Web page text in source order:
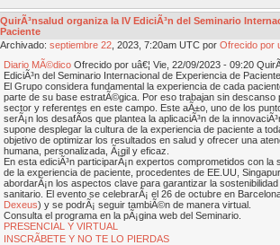
QuirÃ³nsalud organiza la IV EdiciÃ³n del Seminario
Paciente
Archivado: septiembre 22 , 2023, 7:20am UTC por Ofrecido por
Diario MÃ©dico Ofrecido por uâ€¦ Vie, 22/09/2023 - 09:20
EdiciÃ³n del Seminario Internacional de Experiencia de Paciente
El Grupo considera fundamental la experiencia de cada
parte de su base estratÃ©gica. Por eso trabajan sin descanso
sector y referentes en este campo. Este aÃ±o, uno de los
serÃ¡n los desafÃ­os que plantea la aplicaciÃ³n de la
supone desplegar la cultura de la experiencia de paciente a
objetivo de optimizar los resultados en salud y ofrecer una
humana, personalizada, Ã¡gil y eficaz.
En esta ediciÃ³n participarÃ¡n expertos comprometidos con la
de la experiencia de paciente, procedentes de EE.UU,
abordarÃ¡n los aspectos clave para garantizar la
sanitario. El evento se celebrarÃ¡ el 26 de octubre en
Dexeus) y se podrÃ¡ seguir tambiÃ©n de manera virtual.
Consulta el programa en la pÃ¡gina web del Seminario.
PRESENCIAL Y VIRTUAL
INSCRÃBETE Y NO TE LO PIERDAS